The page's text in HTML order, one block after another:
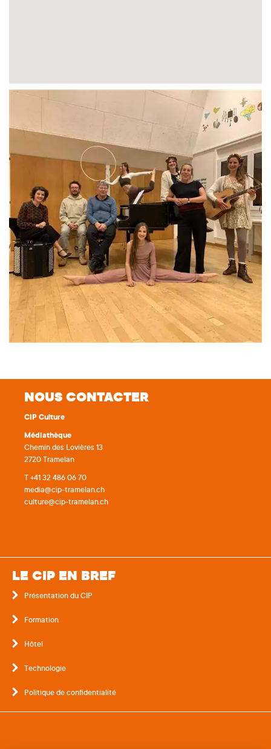
NOUS CONTACTER
CIP Culture
Médiathèque
Chemin des Lovières 13
2720 Tramelan
T +41 32 486 06 70
media@cip-tramelan.ch
culture@cip-tramelan.ch
LE CIP EN BREF
Présentation du CIP
Formation
Hôtel
Technologie
Politique de confidentialité